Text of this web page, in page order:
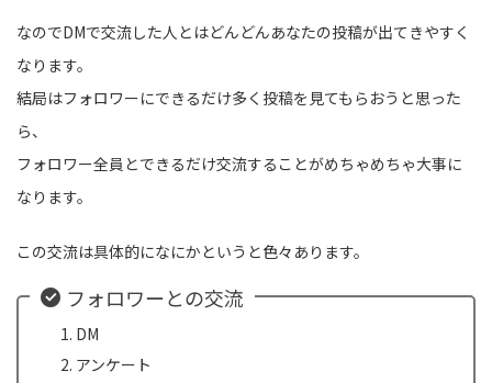
なのでDMで交流した人とはどんどんあなたの投稿が出てきやすく
なります。
結局はフォロワーにできるだけ多く投稿を見てもらおうと思った
ら、
フォロワー全員とできるだけ交流することがめちゃめちゃ大事に
なります。
この交流は具体的になにかというと色々あります。
フォロワーとの交流
DM
アンケート